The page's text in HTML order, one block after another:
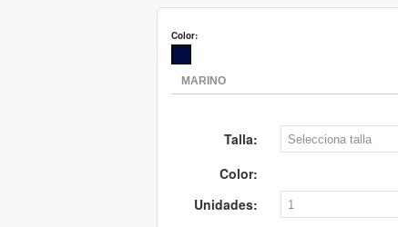
Color:
Talla:
Color:
Unidades: